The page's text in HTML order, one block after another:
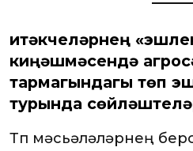
Җитәкчеләрнең
киңәшмәсендә
тармагындагы төп
турында
Төп мәсьәләләрнең